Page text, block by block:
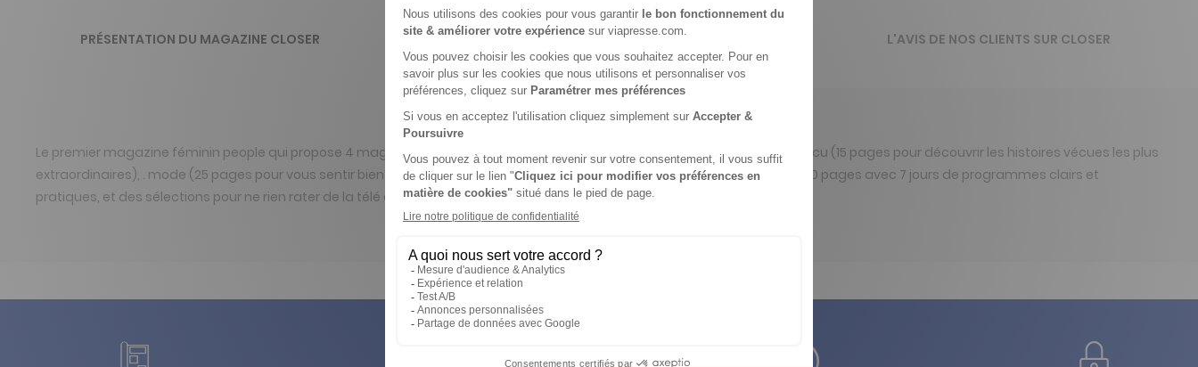
PRÉSENTATION DU MAGAZINE CLOSER
Le premier magazine féminin people qui propose 4 magazines en 1 :. people (25 pages pour partager l'intimité des stars),. vécu (15 pages pour découvrir les histoires vécues les plus
extraordinaires), . mode (25 pages pour vous sentir bien et connaître tous les bons plans des stars) et les programmes tv (20 pages avec 7 jours de programmes clairs et
pratiques, et des sélections pour ne rien rater de la télé que vous aimez).
L'AVIS DE VIAPRESSE SUR CLOSER L'AVIS DE NOS CLIENTS SUR CLOSER